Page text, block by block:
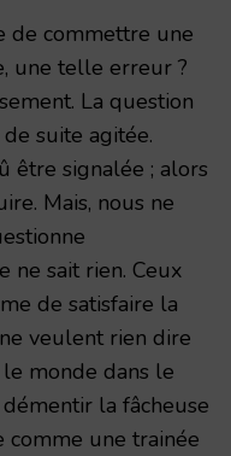
de commettre une
une telle erreur ?
La question
suite agitée.
être signalée ; alors
Mais, nous ne
ne sait rien. Ceux
de satisfaire la
veulent rien dire
monde dans le
la fâcheuse
comme une trainée